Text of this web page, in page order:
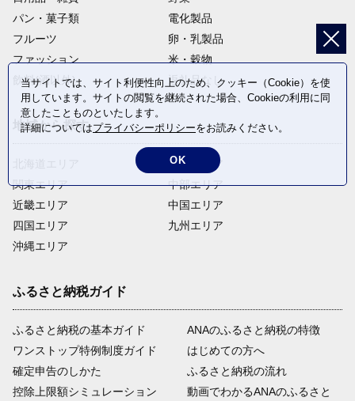
パン・菓子類
電化製品
フルーツ
卵・乳製品
ファッション
米・穀物
飲料(酒以外)
返礼品なし
地域から探す
関東エリア
近畿エリア
四国エリア
沖縄エリア
東北エリア
中部エリア
中国エリア
九州エリア
ふるさと納税ガイド
ふるさと納税の基本ガイド
ワンストップ特例制度ガイド
確定申告のしかた
控除上限額シミュレーション
ANAのふるさと納税の特徴
はじめての方へ
ふるさと納税の流れ
動画でわかるANAのふるさと
当サイトでは、サイト利便性向上のため、クッキー（Cookie）を使
用しています。サイトの閲覧を継続された場合、Cookieの利用に同
意したことものといたします。
詳細についてはプライバシーポリシーをお読みください。
OK